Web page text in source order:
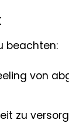
beachten:
von
zu